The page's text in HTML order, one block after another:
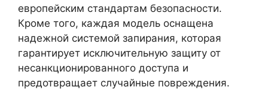
европейским стандартам безопасности.
Кроме того, каждая модель оснащена
надежной системой запирания, которая
гарантирует исключительную защиту от
несанкционированного доступа и
предотвращает случайные повреждения.